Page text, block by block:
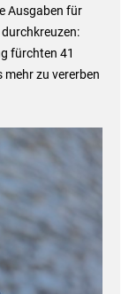
Ausgaben für
fürchten 41
mehr zu vererben